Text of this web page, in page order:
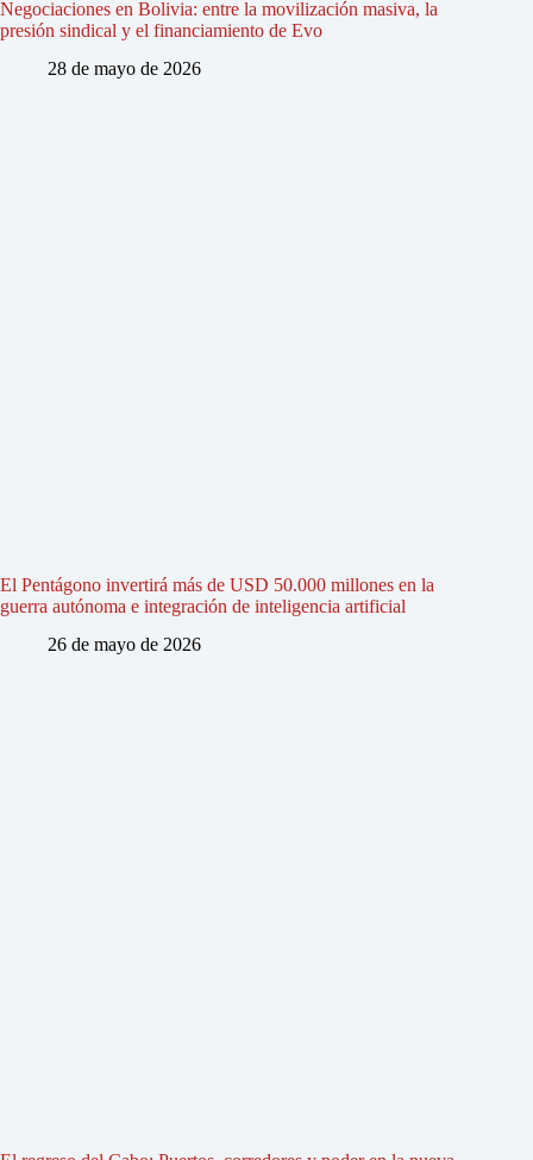
Negociaciones en Bolivia: entre la movilización masiva, la
presión sindical y el financiamiento de Evo
28 de mayo de 2026
El Pentágono invertirá más de USD 50.000 millones en la
guerra autónoma e integración de inteligencia artificial
26 de mayo de 2026